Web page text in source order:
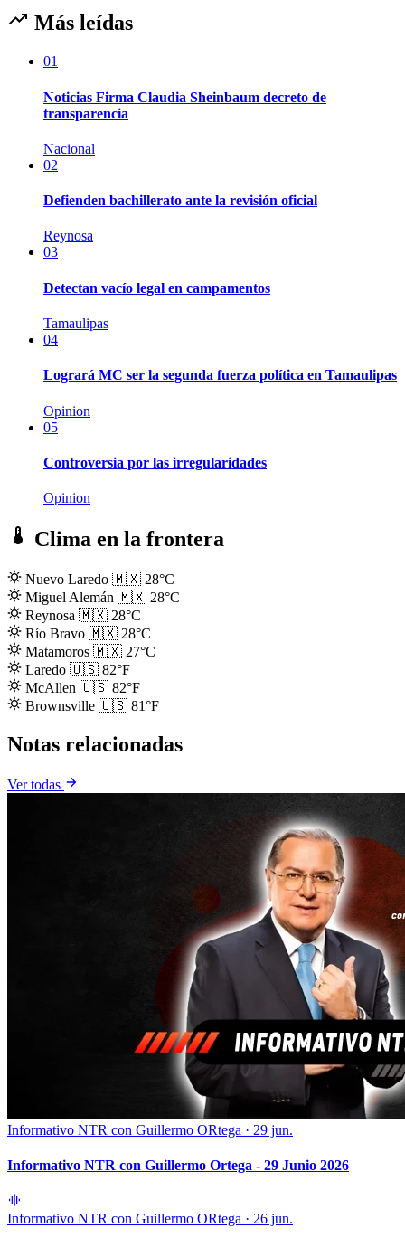
Más leídas
01
Noticias Firma Claudia Sheinbaum decreto de
transparencia
Nacional
02
Defienden bachillerato ante la revisión oficial
Reynosa
03
Detectan vacío legal en campamentos
Tamaulipas
04
Logrará MC ser la segunda fuerza política en Tamaulipas
Opinion
05
Controversia por las irregularidades
Opinion
Clima en la frontera
Nuevo Laredo 🇲🇽 28°C
Miguel Alemán 🇲🇽 28°C
Reynosa 🇲🇽 28°C
Río Bravo 🇲🇽 28°C
Matamoros 🇲🇽 27°C
Laredo 🇺🇸 82°F
McAllen 🇺🇸 82°F
Brownsville 🇺🇸 81°F
Notas relacionadas
Ver todas
Informativo NTR con Guillermo ORtega · 29 jun.
Informativo NTR con Guillermo Ortega - 29 Junio 2026
Informativo NTR con Guillermo ORtega · 26 jun.